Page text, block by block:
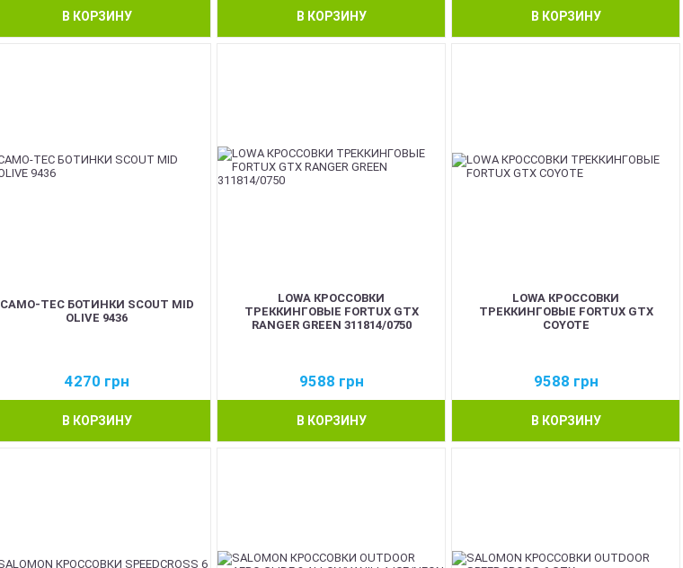
В КОРЗИНУ В КОРЗИНУ В КОРЗИНУ
CAMO-TEC БОТИНКИ SCOUT MID
OLIVE 9436
4270 грн
В КОРЗИНУ
LOWA КРОССОВКИ
ТРЕККИНГОВЫЕ FORTUX GTX
RANGER GREEN 311814/0750
9588 грн
В КОРЗИНУ
LOWA КРОССОВКИ
ТРЕККИНГОВЫЕ FORTUX GTX
COYOTE
9588 грн
В КОРЗИНУ